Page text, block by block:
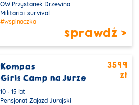
OW Przystanek Drzewina
Militaria i survival
#wspinaczka
sprawdź >
Kompas
Girls Camp na Jurze
3599
zł
10 - 15 lat
Pensjonat Zajazd Jurajski